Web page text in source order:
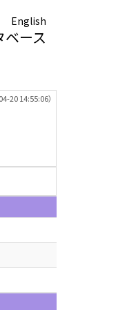
English
ース
20 14:55:06）